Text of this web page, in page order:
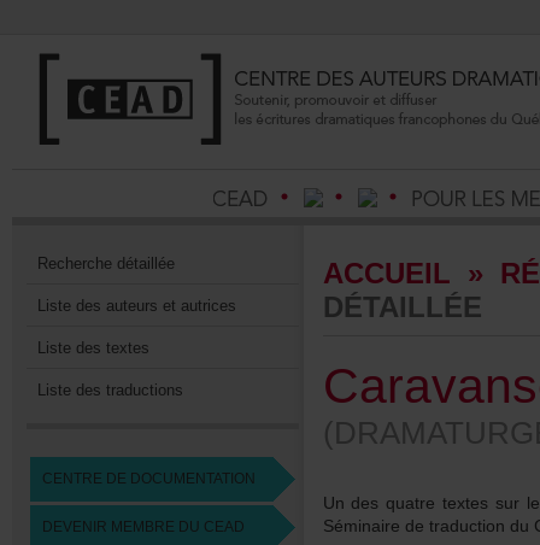
Recherchedétaillée
Listedesauteursetautrices
Listedestextes
Listedestraductions
CENTREDEDOCUMENTATION
DEVENIRMEMBREDUCEAD
ACCUEIL »
DÉTAILLÉE